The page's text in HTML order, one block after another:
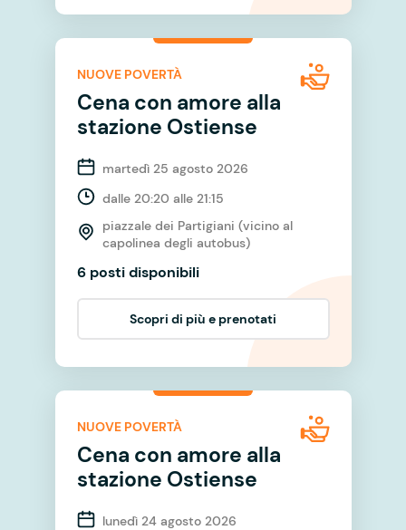
NUOVE POVERTÀ
Cena con amore alla
stazione Ostiense
martedì 25 agosto 2026
dalle 20:20 alle 21:15
piazzale dei Partigiani (vicino al
capolinea degli autobus)
6 posti disponibili
Scopri di più e prenotati
NUOVE POVERTÀ
Cena con amore alla
stazione Ostiense
lunedì 24 agosto 2026